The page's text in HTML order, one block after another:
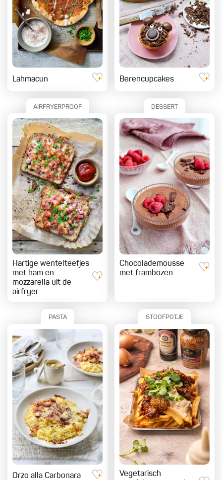
Lahmacun Berencupcakes
AIRFRYERPROOF
Hartige wentelteefjes
met ham en
mozzarella uit de
airfryer
DESSERT
Chocolademousse
met frambozen
PASTA
Orzo alla Carbonara
STOOFPOTJE
Vegetarisch